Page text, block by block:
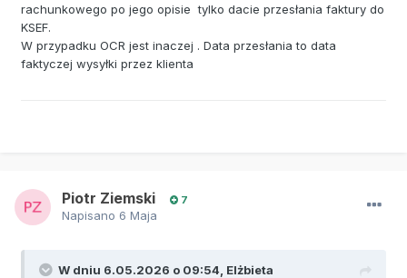
rachunkowego po jego opisie tylko dacie przesłania faktury do
KSEF.
W przypadku OCR jest inaczej . Data przesłania to data
faktyczej wysyłki przez klienta
Piotr Ziemski 7
Napisano 6 Maja
W dniu 6.05.2026 o 09:54, Elżbieta